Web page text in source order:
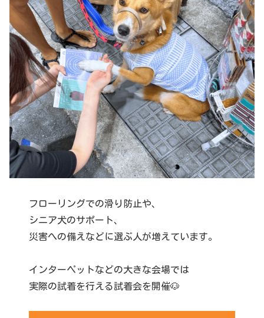
フローリングでの滑り防止や、
シニア犬のサポート、
災害への備えなどに選ぶ人が増えています。
インターペットなどの大きな会場では
実際の試着を行える試着会を開催🐶